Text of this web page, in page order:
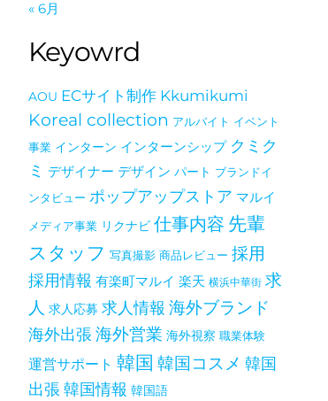
« 6月
Keyowrd
AOU ECサイト制作 Kkumikumi
Koreal collection アルバイト イベント
事業 インターン インターンシップ クミク
ミ
デザイナー デザイン パート ブランドイ
ンタビュー ポップアップストア マルイ
メディア事業 リクナビ 仕事内容 先輩
スタッフ 写真撮影 商品レビュー 採用
採用情報 有楽町マルイ 楽天 横浜中華街 求
人 求人応募 求人情報 海外ブランド
海外出張 海外営業 海外視察 職業体験
運営サポート 韓国 韓国コスメ 韓国
出張 韓国情報 韓国語